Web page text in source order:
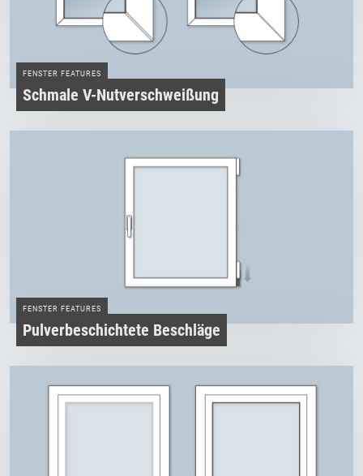
FENSTER FEATURES
Schmale V-­Nutverschweißung
FENSTER FEATURES
Pulverbeschichtete Beschläge